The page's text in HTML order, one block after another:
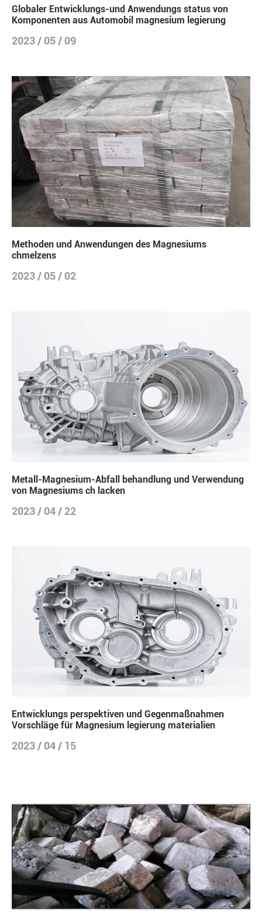
Globaler Entwicklungs-und Anwendungs status von
Komponenten aus Automobil magnesium legierung
2023 / 05 / 09
Methoden und Anwendungen des Magnesiums
chmelzens
2023 / 05 / 02
Metall-Magnesium-Abfall behandlung und Verwendung
von Magnesiums ch lacken
2023 / 04 / 22
Entwicklungs perspektiven und Gegenmaßnahmen
Vorschläge für Magnesium legierung materialien
2023 / 04 / 15